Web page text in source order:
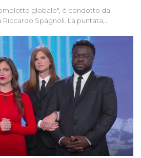
globale", è condotto da
Spagnoli. La puntata,
alternative, dei sospetti
che negli ultimi anni hanno invaso
piazze digitali e immaginario collettivo.